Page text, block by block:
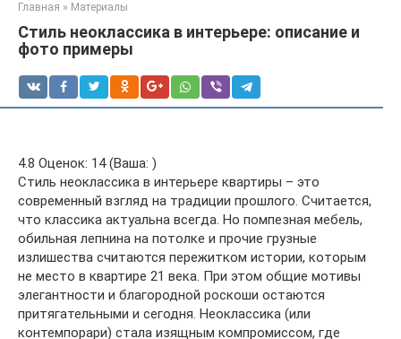
Главная » Материалы
Стиль неоклассика в интерьере: описание и
фото примеры
4.8 Оценок: 14 (Ваша: )
Стиль неоклассика в интерьере квартиры – это
современный взгляд на традиции прошлого. Считается,
что классика актуальна всегда. Но помпезная мебель,
обильная лепнина на потолке и прочие грузные
излишества считаются пережитком истории, которым
не место в квартире 21 века. При этом общие мотивы
элегантности и благородной роскоши остаются
притягательными и сегодня. Неоклассика (или
контемпорари) стала изящным компромиссом, где